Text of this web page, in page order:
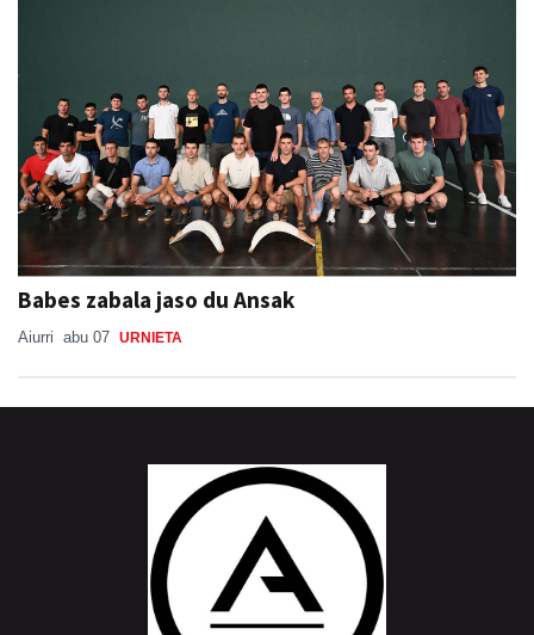
Babes zabala jaso du Ansak
Aiurri abu 07 URNIETA